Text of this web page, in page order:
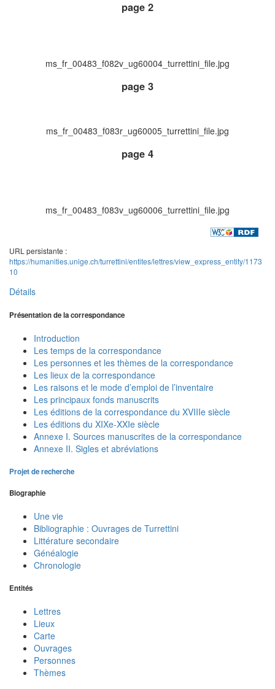
page 2
ms_fr_00483_f082v_ug60004_turrettini_file.jpg
page 3
ms_fr_00483_f083r_ug60005_turrettini_file.jpg
page 4
ms_fr_00483_f083v_ug60006_turrettini_file.jpg
URL persistante :
https://humanities.unige.ch/turrettini/entites/lettres/view_express_entity/1173
10
Détails
Présentation de la correspondance
Introduction
Les temps de la correspondance
Les personnes et les thèmes de la correspondance
Les lieux de la correspondance
Les raisons et le mode d’emploi de l’inventaire
Les principaux fonds manuscrits
Les éditions de la correspondance du XVIIIe siècle
Les éditions du XIXe-XXIe siècle
Annexe I. Sources manuscrites de la correspondance
Annexe II. Sigles et abréviations
Projet de recherche
Biographie
Une vie
Bibliographie : Ouvrages de Turrettini
Littérature secondaire
Généalogie
Chronologie
Entités
Lettres
Lieux
Carte
Ouvrages
Personnes
Thèmes